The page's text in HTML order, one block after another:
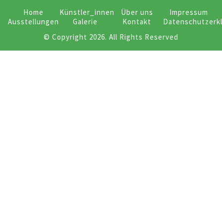
Home
Ausstellungen
Künstler_innen
Galerie
Über uns
Kontakt
Impressum
© Copyright 2026. All Rights Reserved